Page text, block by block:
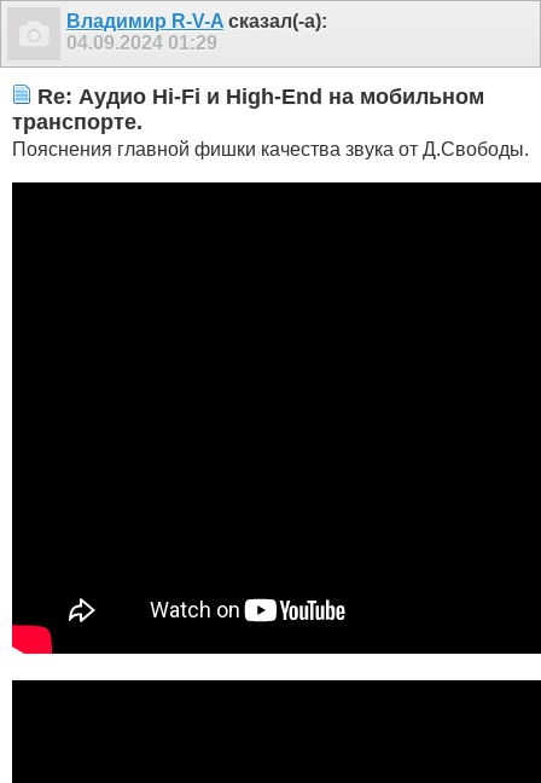
Владимир R-V-A сказал(-а):
04.09.2024 01:29
Re: Аудио Hi-Fi и High-End на мобильном
транспорте.
Пояснения главной фишки качества звука от Д.Свободы.